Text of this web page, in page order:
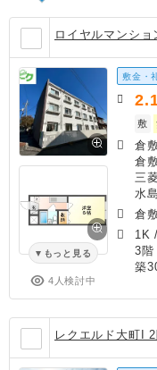
ロイヤルマンショ
もっと見る
4人検討中
敷金・
敷
倉
倉
三
水
倉
1K /
3階
築
レクエルド大町I